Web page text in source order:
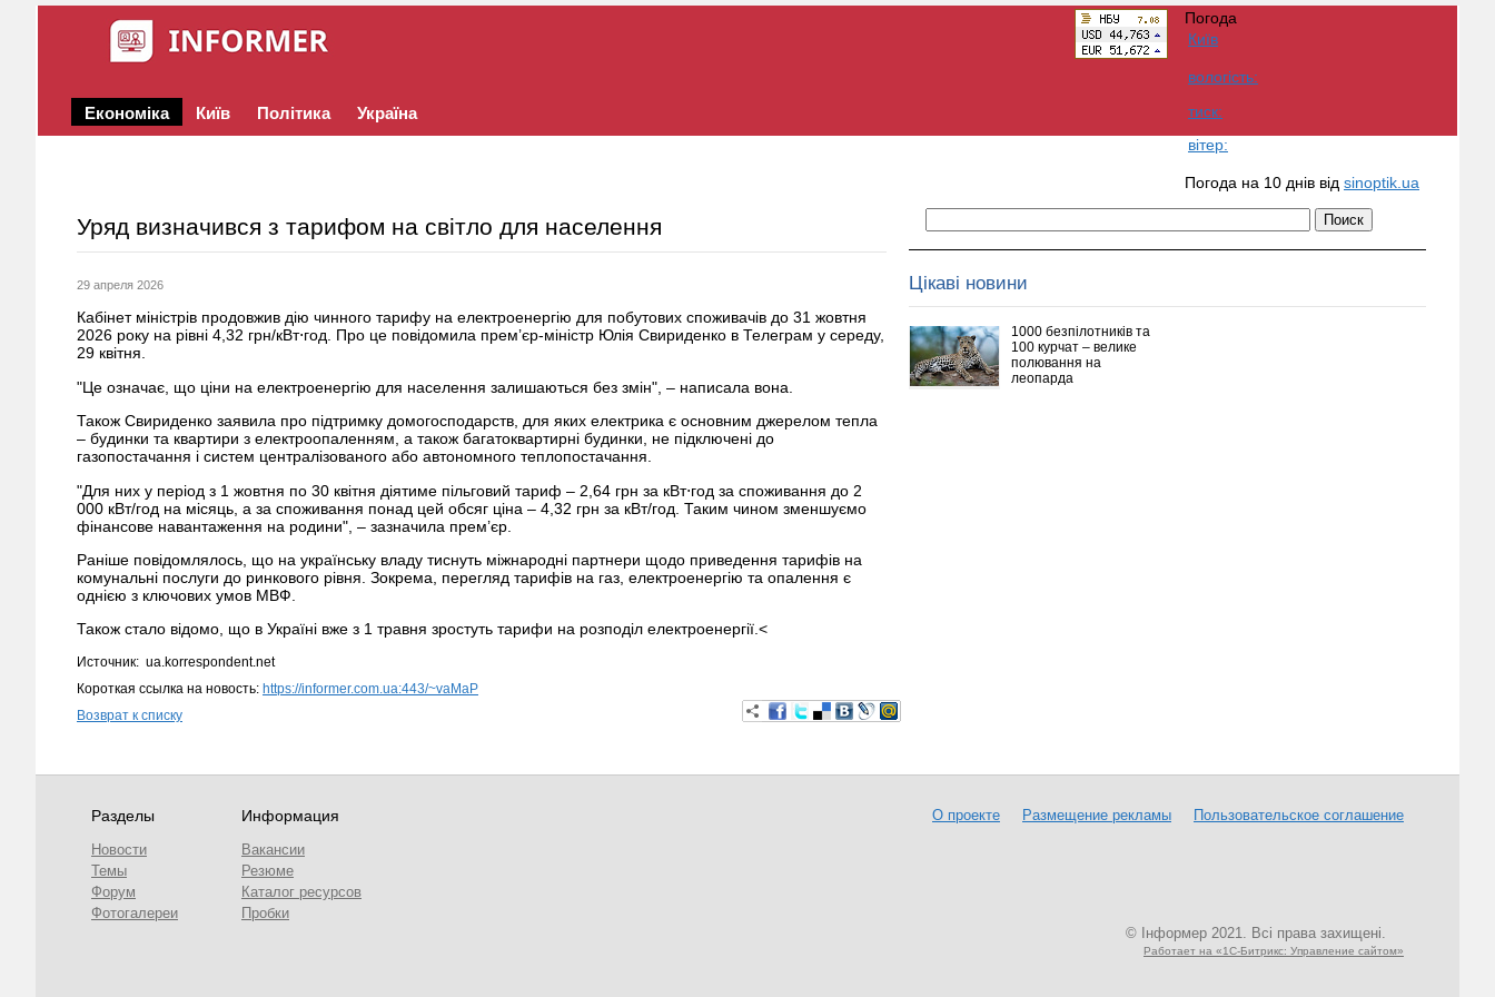
Економіка Київ Політика Україна
Погода
Київ
вологість:
тиск:
вітер:
Погода на 10 днів від sinoptik.ua
Уряд визначився з тарифом на світло для населення
29 апреля 2026
Кабінет міністрів продовжив дію чинного тарифу на електроенергію для побутових споживачів до 31 жовтня
2026 року на рівні 4,32 грн/кВт⋅год. Про це повідомила прем’єр-міністр Юлія Свириденко в Телеграм у середу,
29 квітня.
"Це означає, що ціни на електроенергію для населення залишаються без змін", – написала вона.
Також Свириденко заявила про підтримку домогосподарств, для яких електрика є основним джерелом тепла
– будинки та квартири з електроопаленням, а також багатоквартирні будинки, не підключені до
газопостачання і систем централізованого або автономного теплопостачання.
"Для них у період з 1 жовтня по 30 квітня діятиме пільговий тариф – 2,64 грн за кВт⋅год за споживання до 2
000 кВт/год на місяць, а за споживання понад цей обсяг ціна – 4,32 грн за кВт/год. Таким чином зменшуємо
фінансове навантаження на родини", – зазначила прем’єр.
Раніше повідомлялось, що на українську владу тиснуть міжнародні партнери щодо приведення тарифів на
комунальні послуги до ринкового рівня. Зокрема, перегляд тарифів на газ, електроенергію та опалення є
однією з ключових умов МВФ.
Також стало відомо, що в Україні вже з 1 травня зростуть тарифи на розподіл електроенергії.<
Источник: ua.korrespondent.net
Короткая ссылка на новость: https://informer.com.ua:443/~vaMaP
Возврат к списку
Цікаві новини
1000 безпілотників та
100 курчат – велике
полювання на
леопарда
Разделы
Новости
Темы
Форум
Фотогалереи
Информация
Вакансии
Резюме
Каталог ресурсов
Пробки
О проекте Размещение рекламы Пользовательское соглашение
© Інформер 2021. Всі права захищені.
Работает на «1С-Битрикс: Управление сайтом»